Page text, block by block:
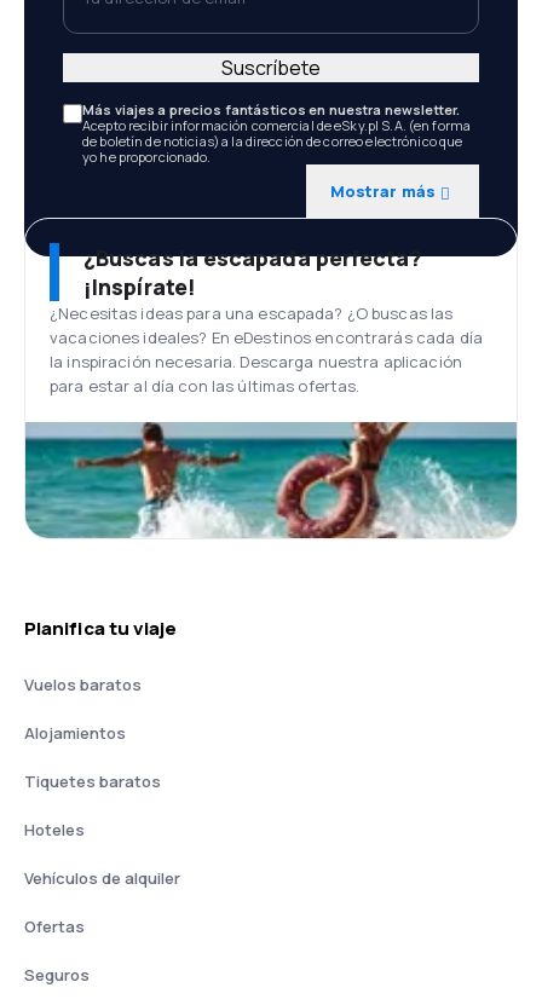
Más viajes a precios fantásticos en nuestra newsletter.
Acepto recibir información comercial de eSky.pl S.A. (en forma
de boletín de noticias) a la dirección de correo electrónico que
yo he proporcionado.
Mostrar más
Suscríbete
¿Buscas la escapada perfecta?
¡Inspírate!
¿Necesitas ideas para una escapada? ¿O buscas las
vacaciones ideales? En eDestinos encontrarás cada día
la inspiración necesaria. Descarga nuestra aplicación
para estar al día con las últimas ofertas.
Planifica tu viaje
Vuelos baratos
Alojamientos
Tiquetes baratos
Hoteles
Vehículos de alquiler
Ofertas
Seguros